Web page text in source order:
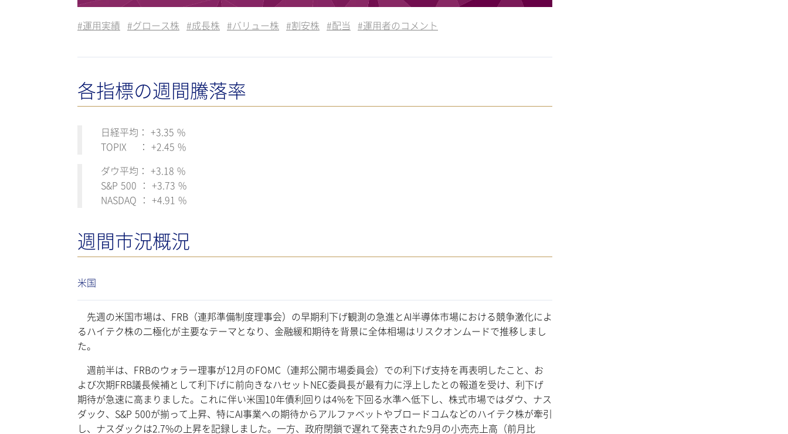
#運用実績 #グロース株 #成長株 #バリュー株 #割安株 #配当 #運用者のコメント
各指標の週間騰落率
日経平均： +3.35 %
TOPIX ： +2.45 %
ダウ平均： +3.18 %
S&P 500 ： +3.73 %
NASDAQ ： +4.91 %
週間市況概況
米国
先週の米国市場は、FRB（連邦準備制度理事会）の早期利下げ観測の急進とAI半導体市場における競争激化によ
るハイテク株の二極化が主要なテーマとなり、金融緩和期待を背景に全体相場はリスクオンムードで推移しまし
た。
週前半は、FRBのウォラー理事が12月のFOMC（連邦公開市場委員会）での利下げ支持を再表明したこと、お
よび次期FRB議長候補として利下げに前向きなハセットNEC委員長が最有力に浮上したとの報道を受け、利下げ
期待が急速に高まりました。これに伴い米国10年債利回りは4%を下回る水準へ低下し、株式市場ではダウ、ナス
ダック、S&P 500が揃って上昇、特にAI事業への期待からアルファベットやブロードコムなどのハイテク株が牽引
し、ナスダックは2.7%の上昇を記録しました。一方、政府閉鎖で遅れて発表された9月の小売売上高（前月比